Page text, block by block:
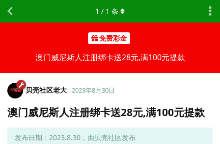
免费彩金
澳门威尼斯人注册绑卡送28元,满100元提款
1 / 1 条
贝壳社区老大 2023年8月30日
澳门威尼斯人注册绑卡送28元,满100元提款
发布日期：2023.8.30，由贝壳社区发布